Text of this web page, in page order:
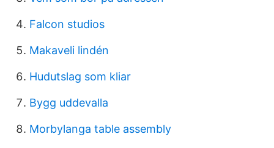
Falcon studios
Makaveli lindén
Hudutslag som kliar
Bygg uddevalla
Morbylanga table assembly